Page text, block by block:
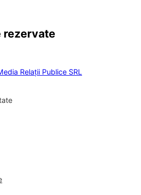
rezervate
Relații Publice SRL